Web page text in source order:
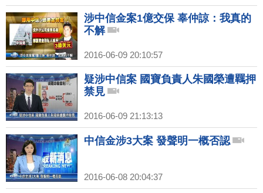
涉中信金案1億交保 辜仲諒：我真的
不解
2016-06-09 20:10:57
疑涉中信案 國寶負責人朱國榮遭羈押
禁見
2016-06-09 21:13:13
中信金涉3大案 發聲明一概否認
2016-06-08 20:04:37